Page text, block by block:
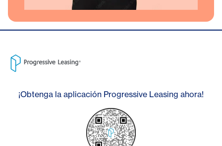
¡Obtenga la aplicación Progressive Leasing ahora!